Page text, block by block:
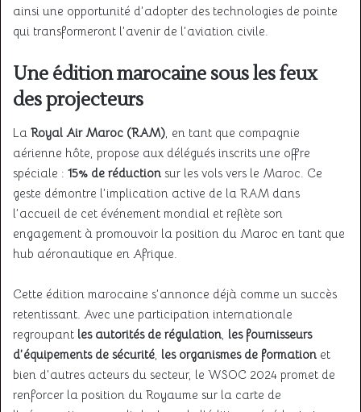
ainsi une opportunité d’adopter des technologies de pointe
qui transformeront l’avenir de l’aviation civile.
Une édition marocaine sous les feux
des projecteurs
La Royal Air Maroc (RAM), en tant que compagnie
aérienne hôte, propose aux délégués inscrits une offre
spéciale : 15% de réduction sur les vols vers le Maroc. Ce
geste démontre l’implication active de la RAM dans
l’accueil de cet événement mondial et reflète son
engagement à promouvoir la position du Maroc en tant que
hub aéronautique en Afrique.
Cette édition marocaine s’annonce déjà comme un succès
retentissant. Avec une participation internationale
regroupant les autorités de régulation, les fournisseurs
d’équipements de sécurité, les organismes de formation et
bien d’autres acteurs du secteur, le WSOC 2024 promet de
renforcer la position du Royaume sur la carte de